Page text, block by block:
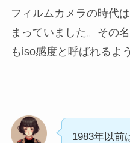
フィルムカメラの時代
まっていました。その
もiso感度と呼ばれるよ
1983年以前